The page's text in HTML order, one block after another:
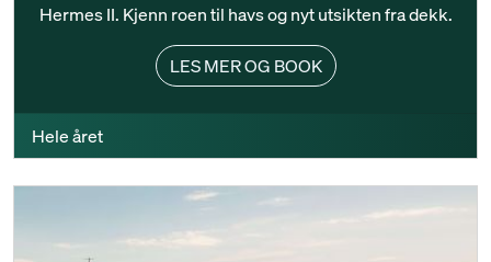
Hermes II. Kjenn roen til havs og nyt utsikten fra dekk.
LES MER OG BOOK
Hele året